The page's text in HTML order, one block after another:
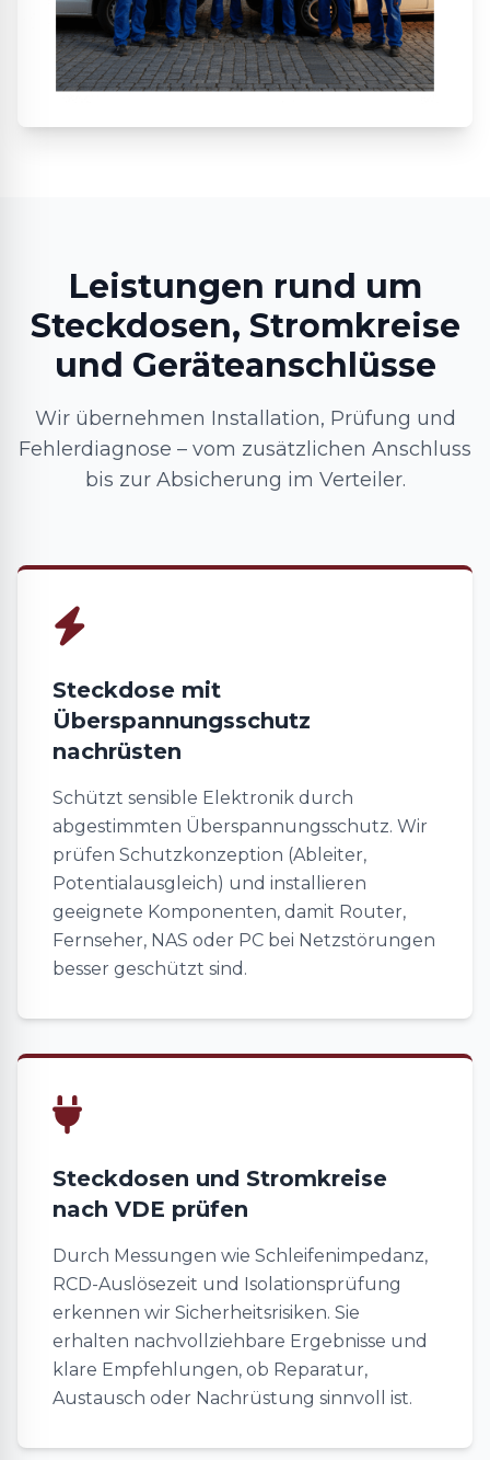
Leistungen rund um
Steckdosen, Stromkreise
und Geräteanschlüsse
Wir übernehmen Installation, Prüfung und
Fehlerdiagnose – vom zusätzlichen Anschluss
bis zur Absicherung im Verteiler.
Steckdose mit
Überspannungsschutz
nachrüsten
Schützt sensible Elektronik durch
abgestimmten Überspannungsschutz. Wir
prüfen Schutzkonzeption (Ableiter,
Potentialausgleich) und installieren
geeignete Komponenten, damit Router,
Fernseher, NAS oder PC bei Netzstörungen
besser geschützt sind.
Steckdosen und Stromkreise
nach VDE prüfen
Durch Messungen wie Schleifenimpedanz,
RCD-Auslösezeit und Isolationsprüfung
erkennen wir Sicherheitsrisiken. Sie
erhalten nachvollziehbare Ergebnisse und
klare Empfehlungen, ob Reparatur,
Austausch oder Nachrüstung sinnvoll ist.